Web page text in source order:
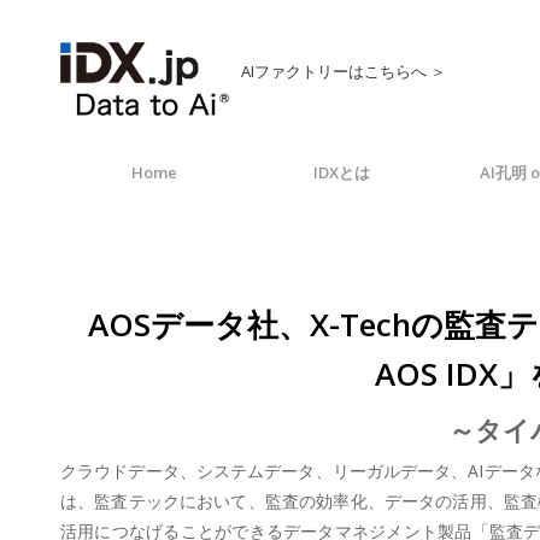
AIファクトリーはこちらへ ＞
Home IDXとは AI孔明
AOSデータ社、X-Techの監査
AOS IDX
～タ
クラウドデータ、システムデータ、リーガルデータ、AIデー
は、監査テックにおいて、監査の効率化、データの活用、監
活用につなげることができるデータマネジメント製品「監査